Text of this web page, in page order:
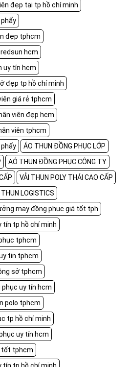
đẹp tại tp hồ chí minh
đẹp tphcm
hcm
uy tín hcm
đẹp tp hồ chí minh
giá rẻ tphcm
viên đẹp hcm
viên tphcm
ÁO THUN ĐỒNG PHỤC LỚP
AÓ THUN ĐỒNG PHỤC CÔNG TY
VẢI THUN POLY THÁI CAO CẤP
LOGISTICS
may đồng phục giá tốt tph
tín tp hồ chí minh
tphcm
tin tphcm
sở tphcm
uy tín hcm
polo tphcm
tp hồ chí minh
uy tín hcm
tốt tphcm